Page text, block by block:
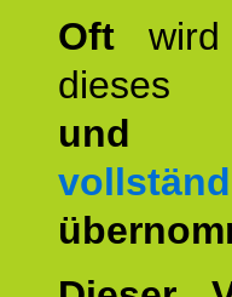
Oft
dieses
und